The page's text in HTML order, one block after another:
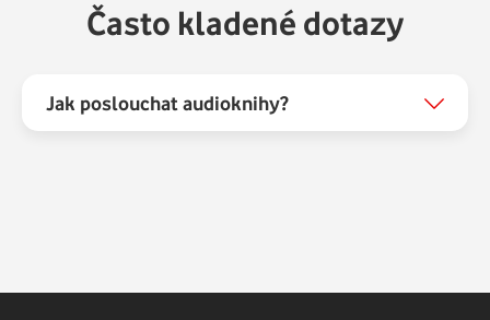
Často kladené dotazy
Jak poslouchat audioknihy?